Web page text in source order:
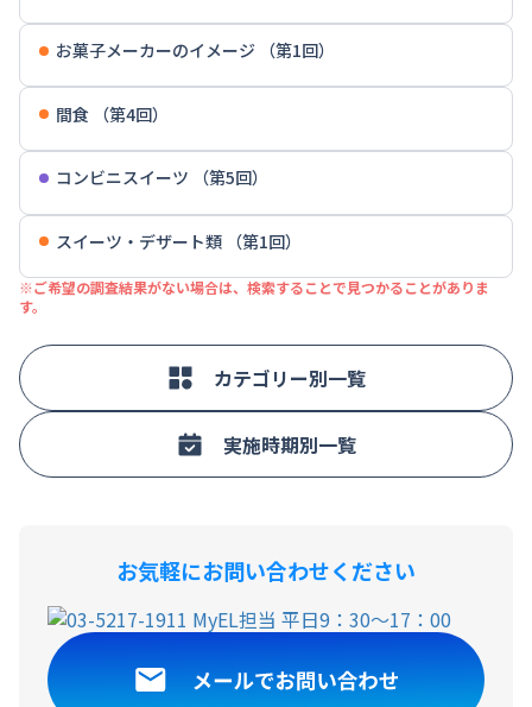
お菓子メーカーのイメージ （第1回）
間食 （第4回）
コンビニスイーツ （第5回）
スイーツ・デザート類 （第1回）
※ご希望の調査結果がない場合は、検索することで見つかることがありま
す。
カテゴリー別一覧
実施時期別一覧
お気軽にお問い合わせください